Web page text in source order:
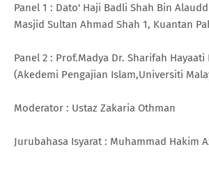
Panel 1 : Dato' Haji Badli Shah Bin
Masjid Sultan Ahmad Shah 1, Kuantan
Panel 2 : Prof.Madya Dr. Sharifah
(Akedemi Pengajian Islam,Universiti
Moderator : Ustaz Zakaria Othman
Jurubahasa Isyarat : Muhammad Hakim